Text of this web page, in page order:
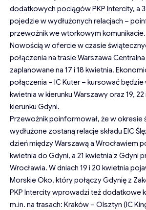
dodatkowych pociągów PKP Intercity, a
pojedzie w wydłużonych relacjach –
przewoźnik we wtorkowym komunikacie.
Nowością w ofercie w czasie
połączenia na trasie Warszawa
zaplanowane na 17 i 18 kwietnia.
połączenia – IC Kuter – kursować będzie
kwietnia w kierunku Warszawy oraz 19,
kierunku Gdyni.
Przewoźnik poinformował, że w okresie
wydłużone zostaną relacje składu EIC
dzień między Warszawą a Wrocławiem
kwietnia do Gdyni, a 21 kwietnia z Gdyni
Wrocławia. W dniach 19 i 20 kwietnia
Morskie Oko, który połączy Gdynię z
PKP Intercity wprowadzi też dodatkowe
m.in. na trasach: Kraków – Olsztyn (IC